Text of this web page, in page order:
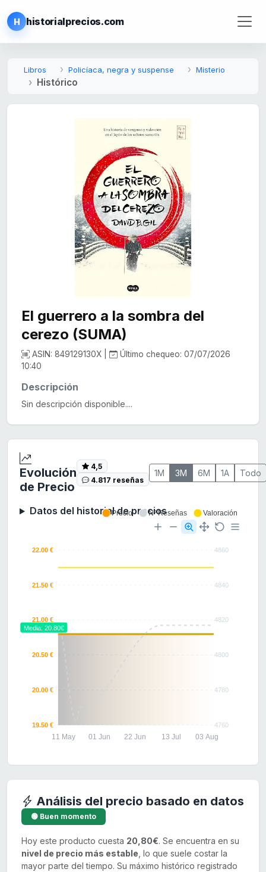
H historialprecios.com
Libros Policíaca, negra y suspense Misterio
Histórico
El guerrero a la sombra del
cerezo (SUMA)
ASIN: 849129130X |
Último chequeo: 07/07/2026
10:40
Descripción
Sin descripción disponible....
Evolución
de Precio
4,5
4.817 reseñas
1M 3M 6M 1A Todo
Datos del historial de precios
4860
4840
4820
4800
4780
4760
22.00 €
21.50 €
21.00 €
20.50 €
20.00 €
19.50 €
11 May 01 Jun 22 Jun 13 Jul 03 Aug
Media: 20.80€
Precio Nº Reseñas Valoración
Análisis del precio basado en datos
🟢 Buen momento
Hoy este producto cuesta 20,80€. Se encuentra en su
nivel de precio más estable , lo que suele costar la
mayor parte del tiempo. Su máximo histórico registrado